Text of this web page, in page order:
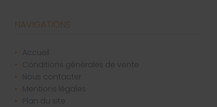
NAVIGATIONS
accueil
conditions générales de vente
nous contacter
mentions légales
plan du site